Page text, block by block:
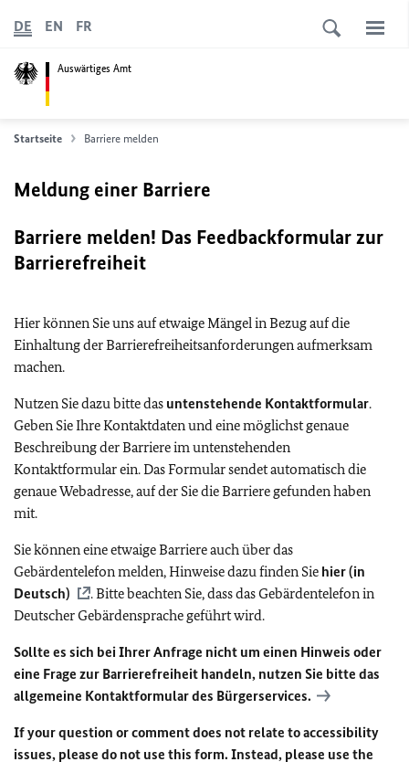
Auswärtiges Amt
DE EN FR
Startseite Barriere melden
Meldung einer Barriere
Barriere melden! Das Feedbackformular zur
Barrierefreiheit
Hier können Sie uns auf etwaige Mängel in Bezug auf die
Einhaltung der Barrierefreiheitsanforderungen aufmerksam
machen.
Nutzen Sie dazu bitte das untenstehende Kontaktformular.
Geben Sie Ihre Kontaktdaten und eine möglichst genaue
Beschreibung der Barriere im untenstehenden
Kontaktformular ein. Das Formular sendet automatisch die
genaue Webadresse, auf der Sie die Barriere gefunden haben
mit.
Sie können eine etwaige Barriere auch über das
Gebärdentelefon melden, Hinweise dazu finden Sie hier (in
Deutsch)
. Bitte beachten Sie, dass das Gebärdentelefon in
Deutscher Gebärdensprache geführt wird.
Sollte es sich bei Ihrer Anfrage nicht um einen Hinweis oder
eine Frage zur Barrierefreiheit handeln, nutzen Sie bitte das
allgemeine Kontaktformular des Bürgerservices.
If your question or comment does not relate to accessibility
issues, please do not use this form. Instead, please use the